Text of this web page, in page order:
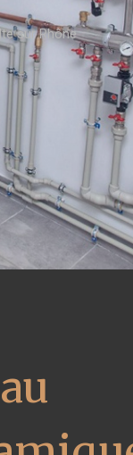
sur Rhône